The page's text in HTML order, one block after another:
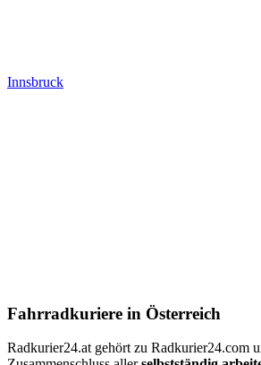
Innsbruck
Fahrradkuriere in Österreich
Radkurier24.at gehört zu Radkurier24.com